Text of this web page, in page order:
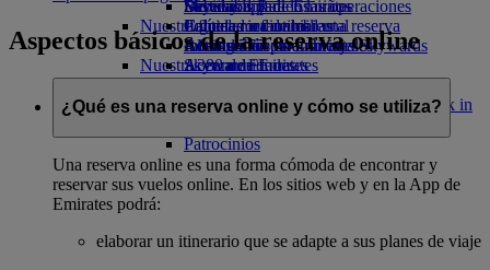
Bebidas
Nuestra flota
Boeing 777
A380 de Emirates
Emirates A350
Emirates Executive
Diversión para los niños
Juguetes infantiles
Actividades para niños
Sostenibilidad en las operaciones
Política medioambiental
Informes medioambientales
Nuestras comunidades
Fundación Emirates AirlineFundación
Emirates Airline Opens an external link in
Patrocinios
Skywards Rail
Calculadora de millas
Inicie sesión en Emirates Skywards
Skywards+
Móvil y app de Emirates
Cancelar o cambiar una reserva
Alteraciones en los viajes
Acerca de Emirates
Aspectos básicos de la reserva online
¿Qué es una reserva online y cómo se utiliza?
Una reserva online es una forma cómoda de encontrar y
reservar sus vuelos online. En los sitios web y en la App de
Emirates podrá:
elaborar un itinerario que se adapte a sus planes de viaje